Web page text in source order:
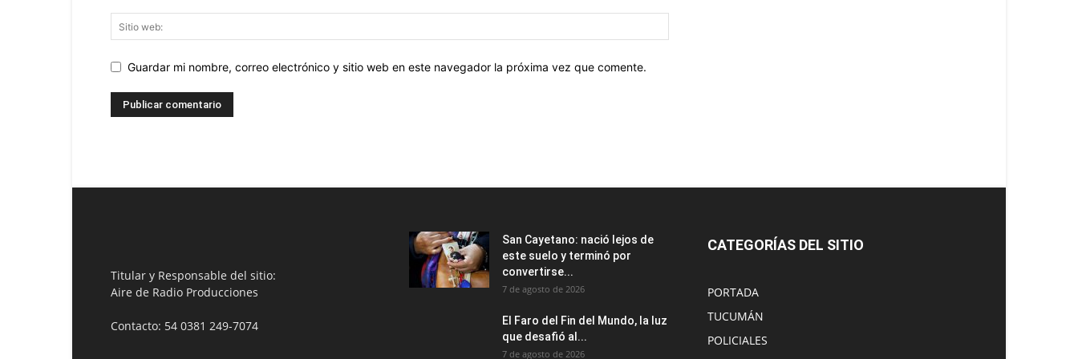
Guardar mi nombre, correo electrónico y sitio web en este navegador la próxima vez que comente.
Titular y Responsable del sitio:
Aire de Radio Producciones
Contacto: 54 0381 249-7074
San Cayetano: nació lejos de
este suelo y terminó por
convertirse...
7 de agosto de 2026
El Faro del Fin del Mundo, la luz
que desafió al...
7 de agosto de 2026
CATEGORÍAS DEL SITIO
PORTADA
TUCUMÁN
POLICIALES